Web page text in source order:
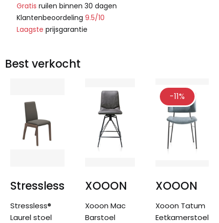
Gratis ruilen binnen 30 dagen
Klantenbeoordeling 9.5/10
Laagste prijsgarantie
Best verkocht
Stressless
Stressless®
Laurel stoel
XOOON
Xooon Mac
Barstoel
-11%
XOOON
Xooon Tatum
Eetkamerstoel